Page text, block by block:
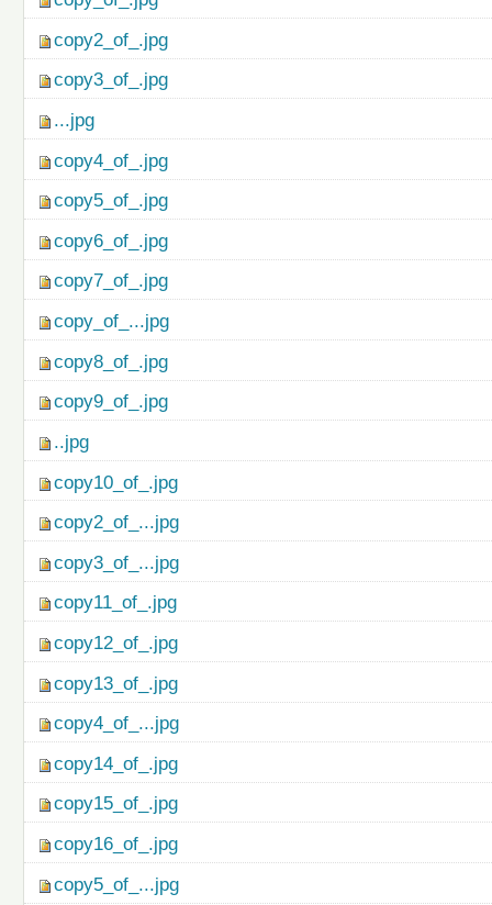
copy2_of_.jpg
copy3_of_.jpg
...jpg
copy4_of_.jpg
copy5_of_.jpg
copy6_of_.jpg
copy7_of_.jpg
copy_of_...jpg
copy8_of_.jpg
copy9_of_.jpg
..jpg
copy10_of_.jpg
copy2_of_...jpg
copy3_of_...jpg
copy11_of_.jpg
copy12_of_.jpg
copy13_of_.jpg
copy4_of_...jpg
copy14_of_.jpg
copy15_of_.jpg
copy16_of_.jpg
copy5_of_...jpg